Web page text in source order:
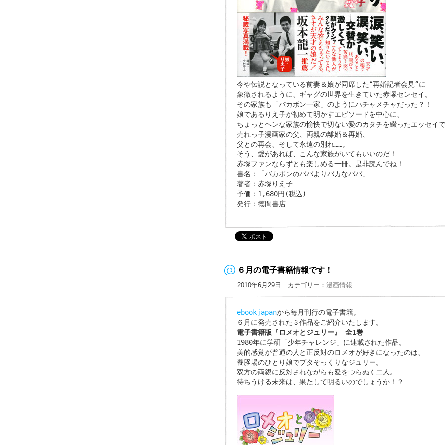
今や伝説となっている前妻＆娘が同席した“再婚記者会見”に
象徴されるように、ギャグの世界を生きていた赤塚センセイ。
その家族も「バカボン一家」のようにハチャメチャだった？！
娘であるりえ子が初めて明かすエピソードを中心に、
ちょっとヘンな家族の愉快で切ない愛のカタチを綴ったエッセイ
売れっ子漫画家の父、両親の離婚＆再婚、
父との再会、そして永遠の別れ……。
そう、愛があれば、こんな家族がいてもいいのだ！
赤塚ファンならずとも楽しめる一冊。是非読んでね！
書名：「バカボンのパパよりバカなパパ」
著者：赤塚りえ子
予価：1,680円(税込)
発行：徳間書店
６月の電子書籍情報です！
2010年6月29日 カテゴリー： 漫画情報
ebookjapanから毎月刊行の電子書籍。
６月に発売された３作品をご紹介いたします。
電子書籍版『ロメオとジュリー』 全1巻
1980年に学研「少年チャレンジ」に連載された作品。
美的感覚が普通の人と正反対のロメオが好きになったのは、
養豚場のひとり娘でブタそっくりなジュリー。
双方の両親に反対されながらも愛をつらぬく二人。
待ちうける未来は、果たして明るいのでしょうか！？